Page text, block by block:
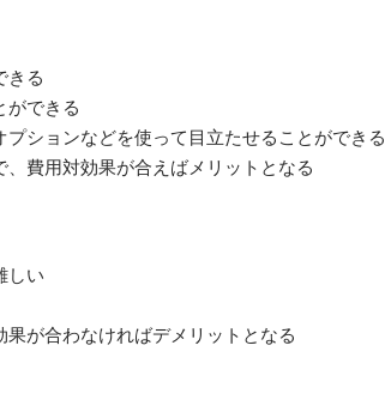
きる
ができる
ションなどを使って目立たせることができる
費用対効果が合えばメリットとなる
しい
が合わなければデメリットとなる